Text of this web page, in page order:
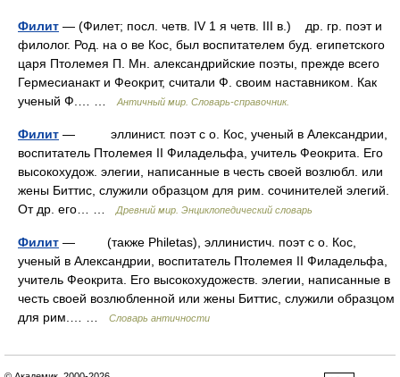
Филит — (Филет; посл. четв. IV 1 я четв. III в.) др. гр. поэт и
филолог. Род. на о ве Кос, был воспитателем буд. египетского
царя Птолемея П. Мн. александрийские поэты, прежде всего
Гермесианакт и Феокрит, считали Ф. своим наставником. Как
ученый Ф.… …
Античный мир. Словарь-справочник.
Филит — эллинист. поэт с о. Кос, ученый в Александрии,
воспитатель Птолемея II Филадельфа, учитель Феокрита. Его
высокохудож. элегии, написанные в честь своей возлюбл. или
жены Биттис, служили образцом для рим. сочинителей элегий.
От др. его… …
Древний мир. Энциклопедический словарь
Филит — (также Philetas), эллинистич. поэт с о. Кос,
ученый в Александрии, воспитатель Птолемея II Филадельфа,
учитель Феокрита. Его высокохудожеств. элегии, написанные в
честь своей возлюбленной или жены Биттис, служили образцом
для рим.… …
Словарь античности